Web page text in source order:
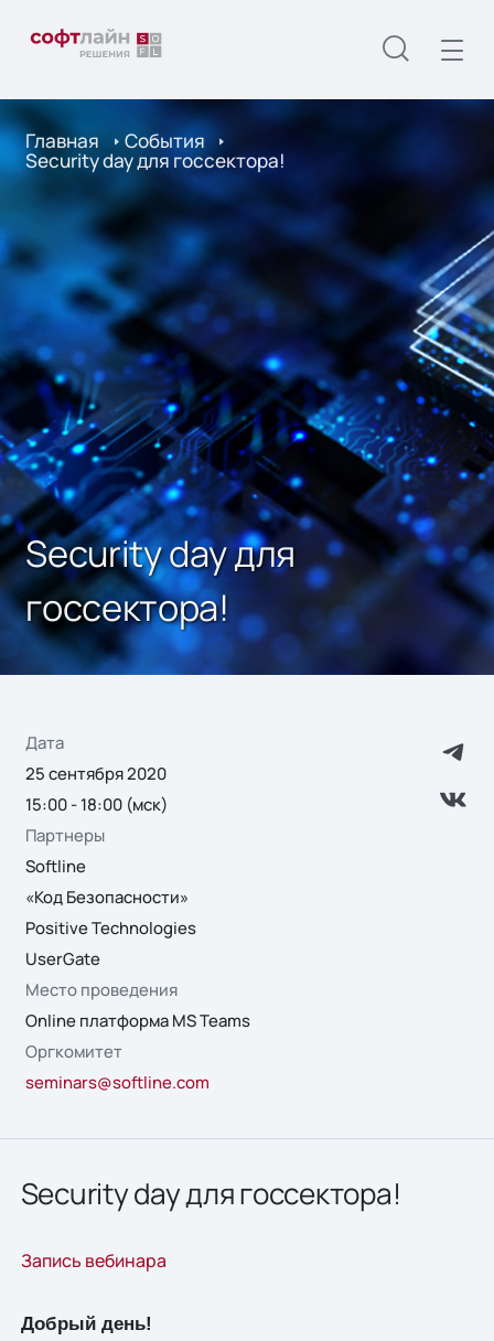
Главная События
Security day для госсектора!
Security day для
госсектора!
Дата
25 сентября 2020
15:00 - 18:00 (мск)
Партнеры
Softline
«Код Безопасности»
Positive Technologies
UserGate
Место проведения
Online платформа MS Teams
Оргкомитет
seminars@softline.com
Security day для госсектора!
Запись вебинара
Добрый день!